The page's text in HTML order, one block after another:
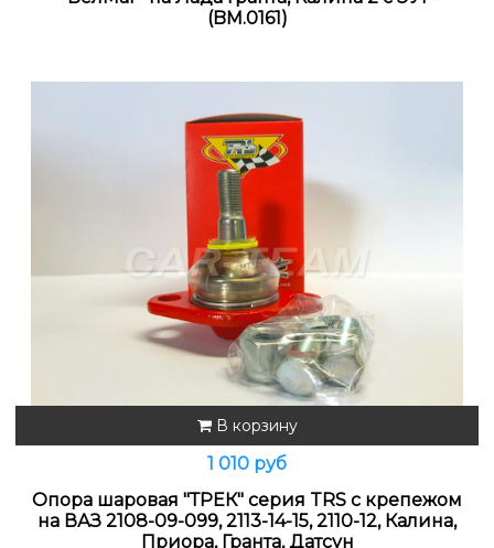
(BM.0161)
В корзину
1 010 руб
Опора шаровая "ТРЕК" серия TRS с крепежом
на ВАЗ 2108-09-099, 2113-14-15, 2110-12, Калина,
Приора, Гранта, Датсун